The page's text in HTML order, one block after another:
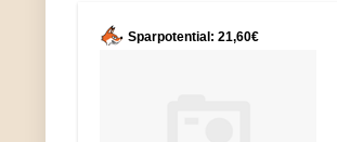
Sparpotential: 21,60€